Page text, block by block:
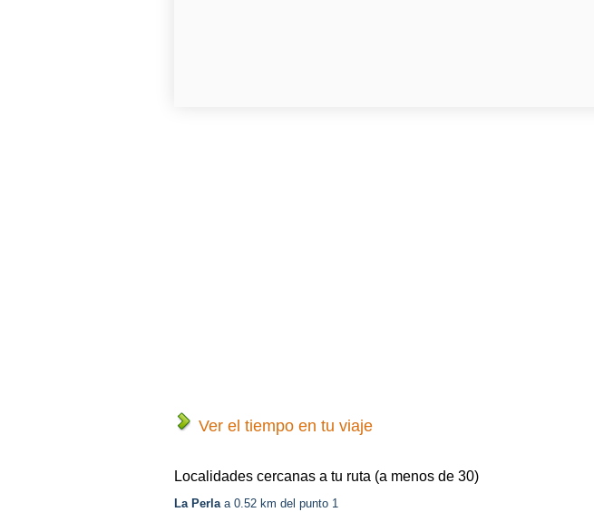
Ver el tiempo en tu viaje
Localidades cercanas a tu ruta (a menos de 30)
La Perlaa 0.52 km del punto 1